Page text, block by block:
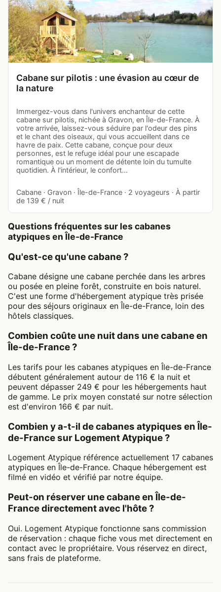
Cabane sur pilotis : une évasion au cœur de
la nature
Immergez-vous dans l'univers enchanteur de cette
cabane sur pilotis, nichée à Gravon, en Île-de-France. À
votre arrivée, laissez-vous séduire par l'odeur des pins
et le chant des oiseaux, qui vous accueillent dans ce
havre de paix. Cette cabane, conçue pour deux
personnes, est le refuge idéal pour une escapade
romantique ou un moment de détente loin du tumulte
quotidien. À l'intérieur, le confort…
Cabane · Gravon · Île-de-France · 2 voyageurs · À partir
de 139 € / nuit
Questions fréquentes sur les cabanes
atypiques en Île-de-France
Qu'est-ce qu'une cabane ?
Cabane désigne une cabane perchée dans les arbres
ou posée en pleine forêt, construite en bois naturel.
C'est une forme d'hébergement atypique très prisée
pour des séjours originaux en Île-de-France, loin des
hôtels classiques.
Combien coûte une nuit dans une cabane en
Île-de-France ?
Les tarifs pour les cabanes atypiques en Île-de-France
débutent généralement autour de 116 € la nuit et
peuvent dépasser 249 € pour les hébergements haut
de gamme. Le prix moyen constaté sur notre sélection
est d'environ 166 € par nuit.
Combien y a-t-il de cabanes atypiques en Île-
de-France sur Logement Atypique ?
Logement Atypique référence actuellement 17 cabanes
atypiques en Île-de-France. Chaque hébergement est
filmé en vidéo et vérifié par notre équipe.
Peut-on réserver une cabane en Île-de-
France directement avec l'hôte ?
Oui. Logement Atypique fonctionne sans commission
de réservation : chaque fiche vous met directement en
contact avec le propriétaire. Vous réservez en direct,
sans frais de plateforme.